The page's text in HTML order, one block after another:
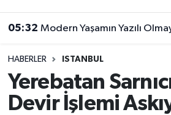
05:32 Modern Yaşamın Yazılı
HABERLER ISTANBUL
Yerebatan
Devir İşlemi
Biyografi
Çevre
Ankara Trafik Yoğunluk
Süper Lig Puan Durumu ve